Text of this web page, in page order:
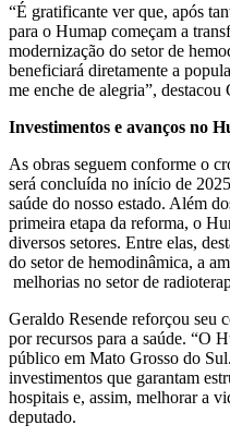
“É gratificante ver que, após
para o Humap começam a
modernização do setor de
beneficiará diretamente a
me enche de alegria”, destacou
Investimentos e avanços no
As obras seguem conforme o
será concluída no início de
saúde do nosso estado. Além
primeira etapa da reforma, o
diversos setores. Entre elas,
do setor de hemodinâmica, a
melhorias no setor de
Geraldo Resende reforçou seu
por recursos para a saúde. “O
público em Mato Grosso do
investimentos que garantam
hospitais e, assim, melhorar a
deputado.